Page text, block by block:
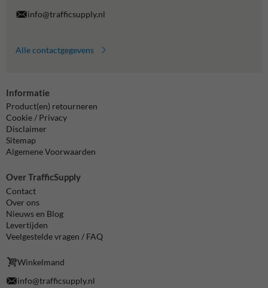
info@trafficsupply.nl
Alle contactgegevens
Informatie
Product(en) retourneren
Cookie / Privacy
Disclaimer
Sitemap
Algemene Voorwaarden
Over TrafficSupply
Contact
Over ons
Nieuws en Blog
Levertijden
Veelgestelde vragen / FAQ
Winkelmand
info@trafficsupply.nl